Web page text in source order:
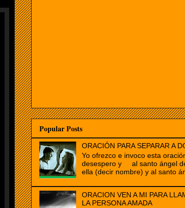
Popular Posts
ORACIÓN PARA SEPARAR A
Yo ofrezco e invoco esta
desespero y al santo ángel
ella (decir nombre) y al santo
ORACION VEN A MI PARA
LA PERSONA AMADA